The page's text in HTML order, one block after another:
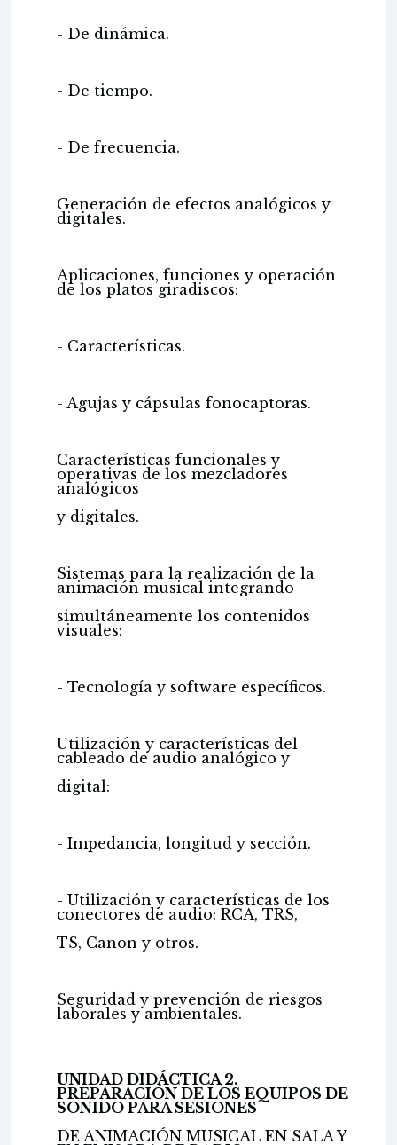
- De dinámica.
- De tiempo.
- De frecuencia.
Generación de efectos analógicos y
digitales.
Aplicaciones, funciones y operación
de los platos giradiscos:
- Características.
- Agujas y cápsulas fonocaptoras.
Características funcionales y
operativas de los mezcladores
analógicos
y digitales.
Sistemas para la realización de la
animación musical integrando
simultáneamente los contenidos
visuales:
- Tecnología y software específicos.
Utilización y características del
cableado de audio analógico y
digital:
- Impedancia, longitud y sección.
- Utilización y características de los
conectores de audio: RCA, TRS,
TS, Canon y otros.
Seguridad y prevención de riesgos
laborales y ambientales.
UNIDAD DIDÁCTICA 2.
PREPARACIÓN DE LOS EQUIPOS DE
SONIDO PARA SESIONES
DE ANIMACIÓN MUSICAL EN SALA Y